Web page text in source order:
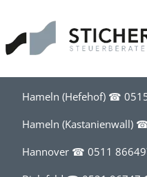
Hameln (Hefehof) ☎
Hameln (Kastanienwall)
Hannover ☎ 0511
Steuerberatung
Lohnbuchhaltung
Existenzgründung
Profil
Team
Kontakt
Information für Mandanten
News